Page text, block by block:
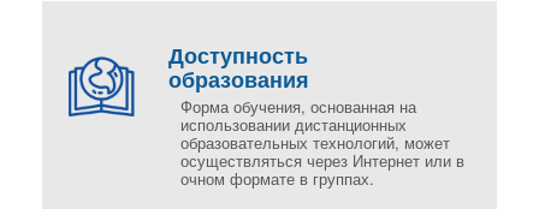
Доступность
образования
Форма обучения, основанная на
использовании дистанционных
образовательных технологий, может
осуществляться через Интернет или в
очном формате в группах.